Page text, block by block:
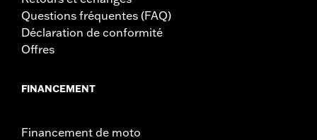
Questions fréquentes (FAQ)
Déclaration de conformité
Offres
FINANCEMENT
Financement de moto